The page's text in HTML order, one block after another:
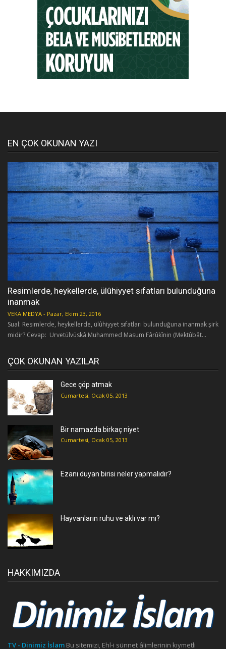
EN ÇOK OKUNAN YAZI
Resimlerde, heykellerde, ülûhiyyet sıfatları bulunduğuna
inanmak
VEKA MEDYA - Pazar, Ekim 23, 2016
Sual: Resimlerde, heykellerde, ülûhiyyet sıfatları bulunduğuna inanmak şirk
midir? Cevap: Urvetülvüskâ Muhammed Masum Fârûkînin (Mektûbât...
ÇOK OKUNAN YAZILAR
Gece çöp atmak
Cumartesi, Ocak 05, 2013
Bir namazda birkaç niyet
Cumartesi, Ocak 05, 2013
Ezanı duyan birisi neler yapmalıdır?
Hayvanların ruhu ve aklı var mı?
HAKKIMIZDA
TV - Dinimiz İslam Bu sitemizi, Ehl-i sünnet âlimlerinin kıymetli